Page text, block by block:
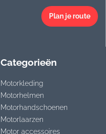
Plan je route
Categorieën
Motorkleding
Motorhelmen
Motorhandschoenen
Motorlaarzen
Motor accessoires